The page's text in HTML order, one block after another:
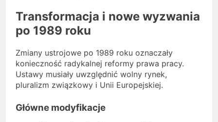
Transformacja i nowe wyzwania
po 1989 roku
Zmiany ustrojowe po 1989 roku oznaczały
konieczność radykalnej reformy prawa pracy.
Ustawy musiały uwzględnić wolny rynek,
pluralizm związkowy i Unii Europejskiej.
Główne modyfikacje